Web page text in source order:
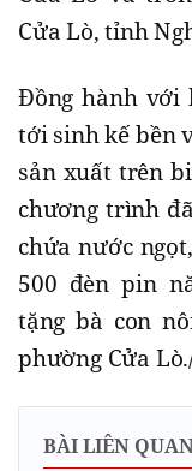
Cửa Lò, tỉnh
Đồng hành với
tới sinh kế bền
sản xuất trên
chương trình
chứa nước
500 đèn pin
tặng bà con
phường Cửa
BÀI LIÊN